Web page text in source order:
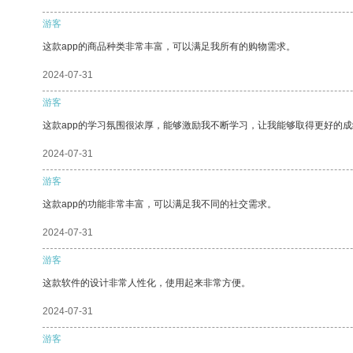
游客
这款app的商品种类非常丰富，可以满足我所有的购物需求。
2024-07-31
游客
这款app的学习氛围很浓厚，能够激励我不断学习，让我能够取得更好的
2024-07-31
游客
这款app的功能非常丰富，可以满足我不同的社交需求。
2024-07-31
游客
这款软件的设计非常人性化，使用起来非常方便。
2024-07-31
游客